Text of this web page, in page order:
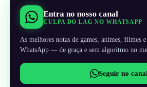
Entra no nosso canal
CULPA DO LAG NO WHATSAPP
As melhores notas de games, animes, filmes
WhatsApp — de graça e sem algoritmo no
Seguir no